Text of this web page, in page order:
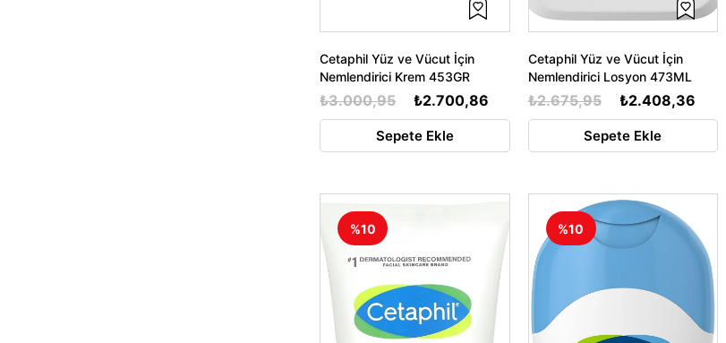
Cetaphil Yüz ve Vücut İçin
Nemlendirici Krem 453GR
₺2.700,86
₺3.000,95
Sepete Ekle
Cetaphil Yüz ve Vücut İçin
Nemlendirici Losyon 473ML
₺2.408,36
₺2.675,95
Sepete Ekle
%10 %10